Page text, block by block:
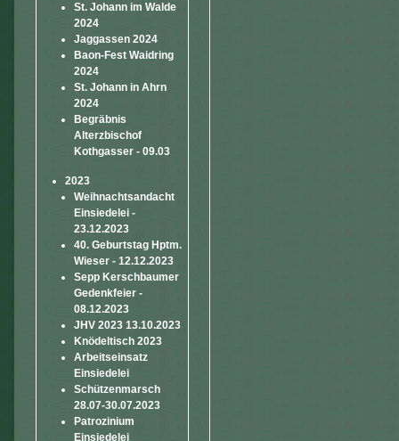
St. Johann im Walde
2024
Jaggassen 2024
Baon-Fest Waidring
2024
St. Johann in Ahrn
2024
Begräbnis
Alterzbischof
Kothgasser - 09.03
2023
Weihnachtsandacht
Einsiedelei -
23.12.2023
40. Geburtstag Hptm.
Wieser - 12.12.2023
Sepp Kerschbaumer
Gedenkfeier -
08.12.2023
JHV 2023 13.10.2023
Knödeltisch 2023
Arbeitseinsatz
Einsiedelei
Schützenmarsch
28.07-30.07.2023
Patrozinium
Einsiedelei